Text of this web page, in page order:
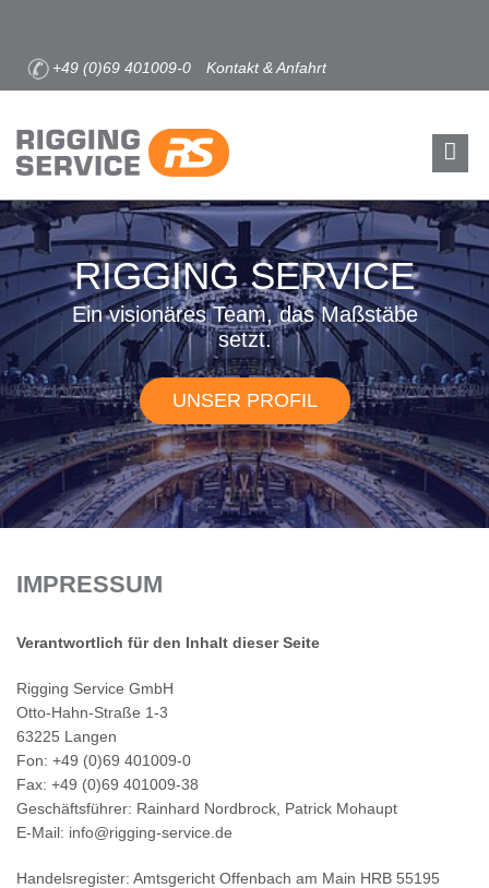
+49 (0)69 401009-0 Kontakt & Anfahrt
RIGGING SERVICE
Ein visionäres Team, das Maßstäbe
setzt.
UNSER PROFIL
IMPRESSUM
Verantwortlich für den Inhalt dieser Seite
Rigging Service GmbH
Otto-Hahn-Straße 1-3
63225 Langen
Fon: +49 (0)69 401009-0
Fax: +49 (0)69 401009-38
Geschäftsführer: Rainhard Nordbrock, Patrick Mohaupt
E-Mail: info@rigging-service.de
Handelsregister: Amtsgericht Offenbach am Main HRB 55195